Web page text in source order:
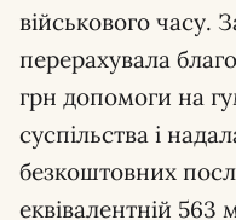
військового часу.
перерахувала
грн допомоги на
суспільства і
безкоштовних
еквівалентній 563